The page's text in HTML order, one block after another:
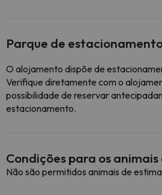
Parque de
O alojamento dispõe de
Verifique diretamente com o
possibilidade de reservar
estacionamento.
Condições para os
Não são permitidos animais de